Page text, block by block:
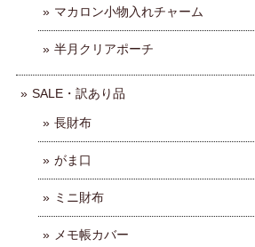
マカロン小物入れチャーム
半月クリアポーチ
SALE・訳あり品
長財布
がま口
ミニ財布
メモ帳カバー